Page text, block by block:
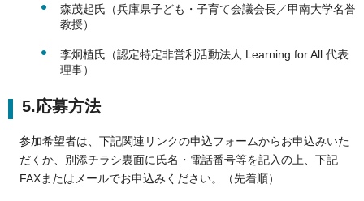
森茂起氏（兵庫県子ども・子育て会議会長／甲南大学名誉
教授）
李炯植氏（認定特定非営利活動法人 Learning for All 代表
理事）
5.応募方法
参加希望者は、下記関連リンクの申込フォームからお申込みいた
だくか、別添チラシ裏面に氏名・電話番号等を記入の上、下記
FAXまたはメールでお申込みください。（先着順）